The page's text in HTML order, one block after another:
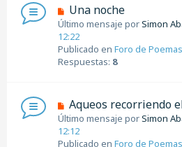
N
u
e
v
o
s
a
j
Una noche
Último mensaje porSimon
12:22
Publicado en Foro de Poemas
Respuestas: 8
N
u
e
v
Aqueos recorriendo
Último mensaje porSimon
12:12
Publicado en Foro de Poemas